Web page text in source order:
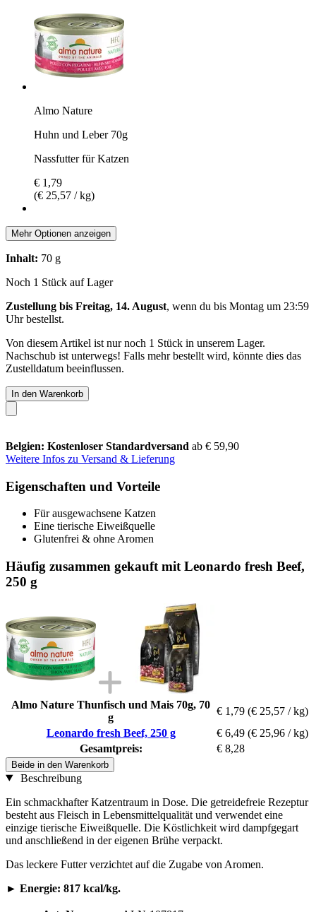
Almo Nature
Huhn und Leber 70g
Nassfutter für Katzen
€ 1,79
(€ 25,57 / kg)
Mehr Optionen anzeigen
Inhalt: 70 g
Noch 1 Stück auf Lager
Zustellung bis Freitag, 14. August, wenn du bis Montag um 23:59
Uhrbestellst.
Von diesem Artikel ist nur noch 1 Stück in unserem Lager.
Nachschub ist unterwegs! Falls mehr bestellt wird, könnte dies das
Zustelldatum beeinflussen.
In den Warenkorb
Belgien: Kostenloser Standardversand ab € 59,90
Weitere Infos zu Versand & Lieferung
Eigenschaften und Vorteile
Für ausgewachsene Katzen
Eine tierische Eiweißquelle
Glutenfrei & ohne Aromen
Häufig zusammen gekauft mit Leonardo fresh Beef,
250 g
Almo Nature Thunfisch und Mais 70g, 70
g
€ 1,79 (€ 25,57 / kg)
Leonardo fresh Beef, 250 g
€ 6,49 (€ 25,96 / kg)
Gesamtpreis:
€ 8,28
Beide in den Warenkorb
Beschreibung
Ein schmackhafter Katzentraum in Dose. Die getreidefreie Rezeptur
besteht aus Fleisch in Lebensmittelqualität und verwendet eine
einzige tierische Eiweißquelle. Die Köstlichkeit wird dampfgegart
und anschließend in der eigenen Brühe verpackt.
Das leckere Futter verzichtet auf die Zugabe von Aromen.
► Energie: 817 kcal/kg.